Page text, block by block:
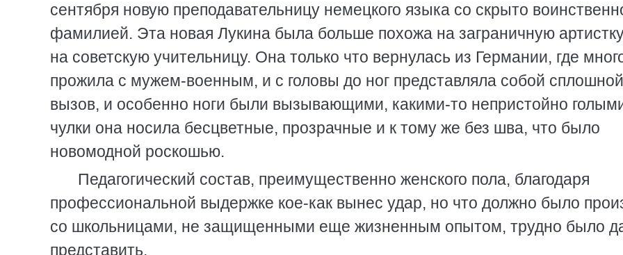
сентября новую преподавательницу немецкого языка со скрыто
фамилией. Эта новая Лукина была больше похожа на заграничную
на советскую учительницу. Она только что вернулась из Германии, где
прожила с мужем-военным, и с головы до ног представляла собой сплошной
вызов, и особенно ноги были вызывающими, какими-то непристойно
чулки она носила бесцветные, прозрачные и к тому же без шва, что было
новомодной роскошью.
Педагогический состав, преимущественно женского пола, благодаря
профессиональной выдержке кое-как вынес удар, но что должно было
со школьницами, не защищенными еще жизненным опытом, трудно было
представить.